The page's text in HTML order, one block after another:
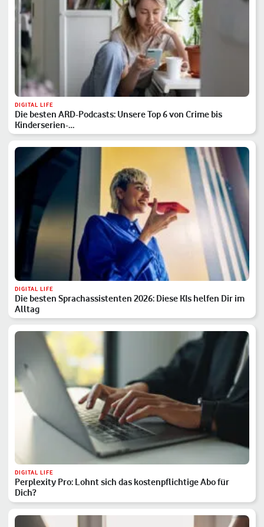
DIGITAL LIFE
Die besten ARD-Podcasts: Unsere Top 6 von Crime bis
Kinderserien-…
DIGITAL LIFE
Die besten Sprachassistenten 2026: Diese KIs helfen Dir im
Alltag
DIGITAL LIFE
Perplexity Pro: Lohnt sich das kostenpflichtige Abo für
Dich?